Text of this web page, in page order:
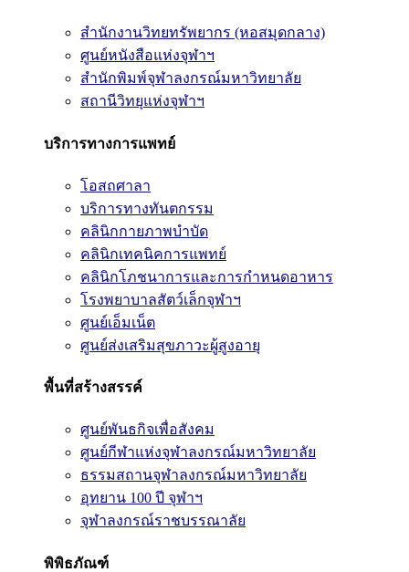
สำนักงานวิทยทรัพยากร (หอสมุดกลาง)
ศูนย์หนังสือแห่งจุฬาฯ
สำนักพิมพ์จุฬาลงกรณ์มหาวิทยาลัย
สถานีวิทยุแห่งจุฬาฯ
บริการทางการแพทย์
โอสถศาลา
บริการทางทันตกรรม
คลินิกกายภาพบำบัด
คลินิกเทคนิคการแพทย์
คลินิกโภชนาการและการกำหนดอาหาร
โรงพยาบาลสัตว์เล็กจุฬาฯ
ศูนย์เอ็มเน็ต
ศูนย์ส่งเสริมสุขภาวะผู้สูงอายุ
พื้นที่สร้างสรรค์
ศูนย์พันธกิจเพื่อสังคม
ศูนย์กีฬาแห่งจุฬาลงกรณ์มหาวิทยาลัย
ธรรมสถานจุฬาลงกรณ์มหาวิทยาลัย
อุทยาน 100 ปี จุฬาฯ
จุฬาลงกรณ์ราชบรรณาลัย
พิพิธภัณฑ์